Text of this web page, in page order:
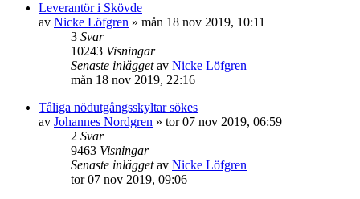
Leverantör i Skövde
av Nicke Löfgren » mån 18 nov 2019, 10:11
3 Svar
10243 Visningar
Senaste inläggetav Nicke Löfgren
mån 18 nov 2019, 22:16
Tåliga nödutgångsskyltar sökes
av Johannes Nordgren » tor 07 nov 2019, 06:59
2 Svar
9463 Visningar
Senaste inläggetav Nicke Löfgren
tor 07 nov 2019, 09:06